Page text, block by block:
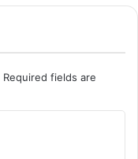
Required fields are